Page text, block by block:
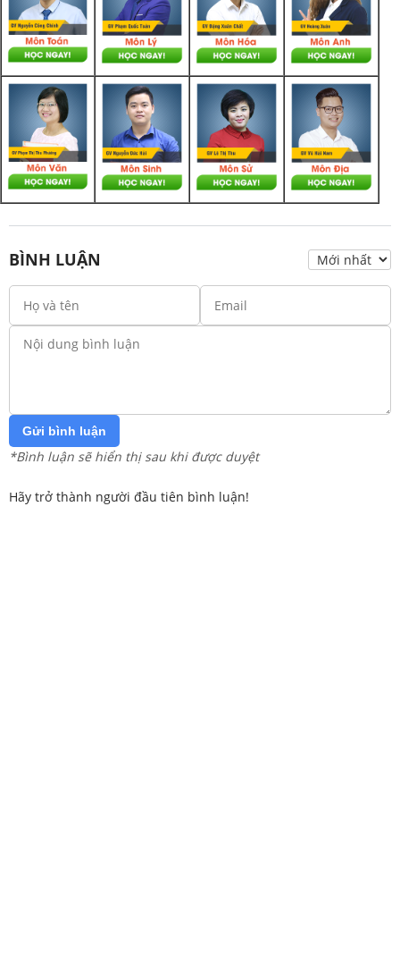
BÌNH LUẬN
Gửi bình luận
*Bình luận sẽ hiển thị sau khi được duyệt
Hãy trở thành người đầu tiên bình luận!